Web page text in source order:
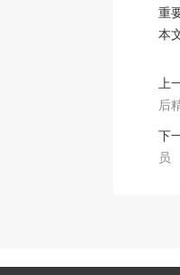
重
本
上
后
下
员